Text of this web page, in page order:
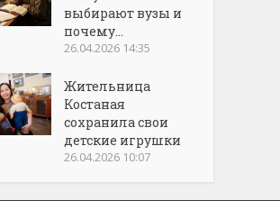
выбирают вузы и
почему...
26.04.2026 14:35
Жительница
Костаная
сохранила свои
детские игрушки
26.04.2026 10:07